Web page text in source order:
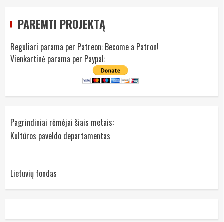
PAREMTI PROJEKTĄ
Reguliari parama per Patreon: Become a Patron!
Vienkartinė parama per Paypal:
Pagrindiniai rėmėjai šiais metais:
Kultūros paveldo departamentas
Lietuvių fondas